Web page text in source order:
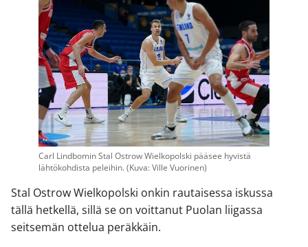
Carl Lindbomin Stal Ostrow Wielkopolski pääsee hyvistä
lähtökohdista peleihin. (Kuva: Ville Vuorinen)
Stal Ostrow Wielkopolski onkin rautaisessa iskussa
tällä hetkellä, sillä se on voittanut Puolan liigassa
seitsemän ottelua peräkkäin.